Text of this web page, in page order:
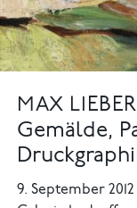
MAX
Gemälde,
9. September